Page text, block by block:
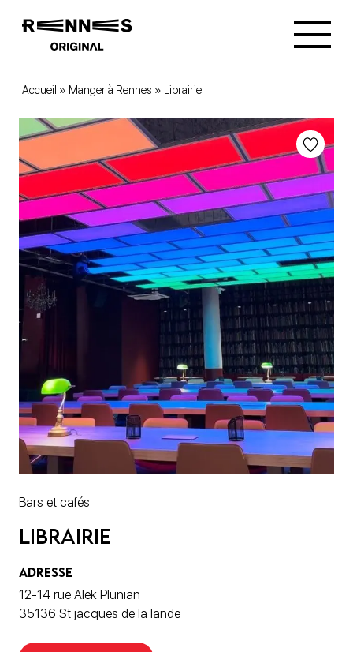
Accueil » Manger à Rennes » Librairie
Bars et cafés
Librairie
ADRESSE
12-14 rue Alek Plunian
35136 St jacques de la lande